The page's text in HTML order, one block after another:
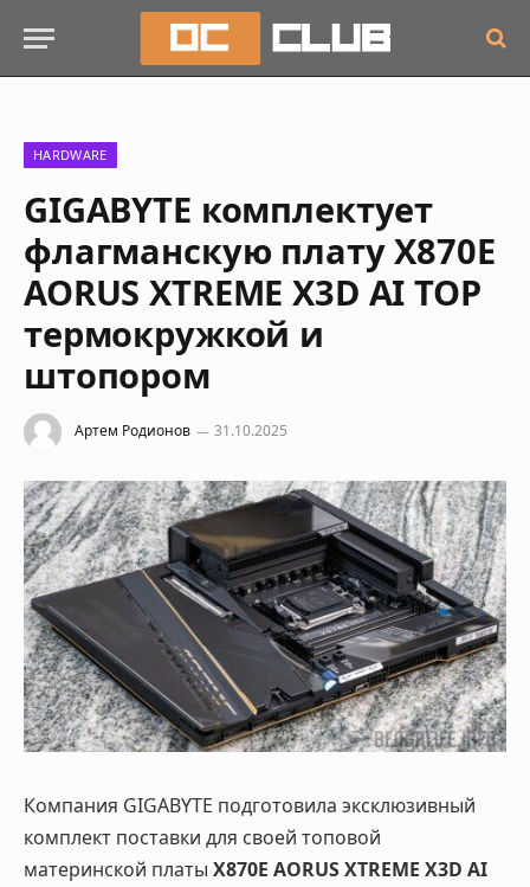
HARDWARE
GIGABYTE комплектует
флагманскую плату X870E
AORUS XTREME X3D AI TOP
термокружкой и
штопором
Артем Родионов 31.10.2025
Компания GIGABYTE подготовила эксклюзивный
комплект поставки для своей топовой
материнской платы X870E AORUS XTREME X3D AI